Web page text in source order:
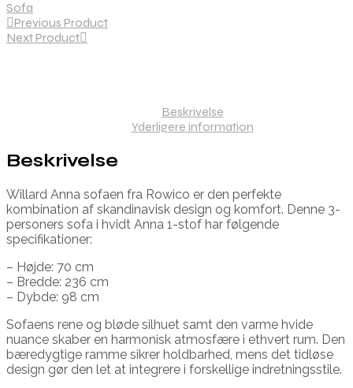
Sofa
Previous Product
Next Product
Beskrivelse
Yderligere information
Beskrivelse
Willard Anna sofaen fra Rowico er den perfekte
kombination af skandinavisk design og komfort. Denne 3-
personers sofa i hvidt Anna 1-stof har følgende
specifikationer:
– Højde: 70 cm
– Bredde: 236 cm
– Dybde: 98 cm
Sofaens rene og bløde silhuet samt den varme hvide
nuance skaber en harmonisk atmosfære i ethvert rum. Den
bæredygtige ramme sikrer holdbarhed, mens det tidløse
design gør den let at integrere i forskellige indretningsstile.